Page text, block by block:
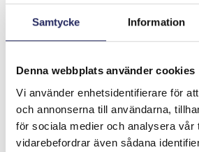
Samtycke Information
Denna webbplats använder cookies
Vi använder enhetsidentifierare för
och annonserna till användarna,
för sociala medier och analysera vår
vidarebefordrar även sådana
Tiimin lahjoitukset
Tiimille tehdyt
lahjoitukset